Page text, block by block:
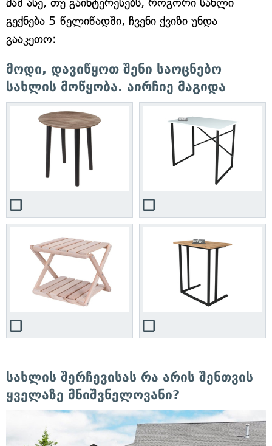
გექნება 5 წელიწადში, ჩვენი ქვიზი უნდა
გააკეთო:
მოდი, დავიწყოთ შენი საოცნებო
სახლის მოწყობა. აირჩიე მაგიდა
სახლის შერჩევისას რა არის შენთვის
ყველაზე მნიშვნელოვანი?